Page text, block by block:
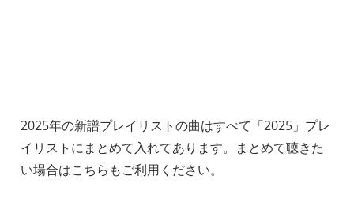
2025年の新譜プレイリストの曲はすべて「2025」プレ
イリストにまとめて入れてあります。まとめて聴きた
い場合はこちらもご利用ください。